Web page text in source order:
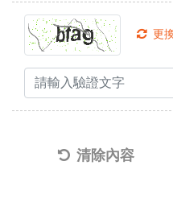
更
清除內容